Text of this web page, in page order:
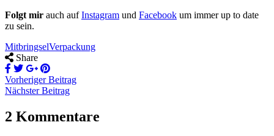
Folgt mir auch aufInstagram und Facebook um immer up to date
zu sein.
MitbringselVerpackung
Share
Vorheriger Beitrag
Nächster Beitrag
2 Kommentare